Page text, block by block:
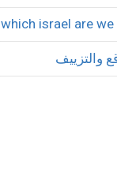
which israel are
والتزييف